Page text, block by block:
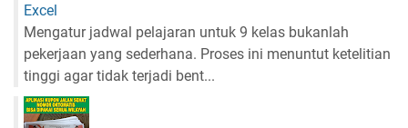
Excel
Mengatur jadwal pelajaran untuk 9 kelas bukanlah
pekerjaan yang sederhana. Proses ini menuntut ketelitian
tinggi agar tidak terjadi bent...